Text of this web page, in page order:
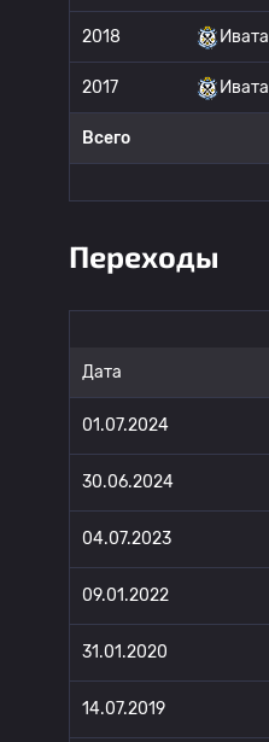
2018 Ивата
2017 Ивата
Всего
Переходы
Дата
01.07.2024
30.06.2024
04.07.2023
09.01.2022
31.01.2020
14.07.2019